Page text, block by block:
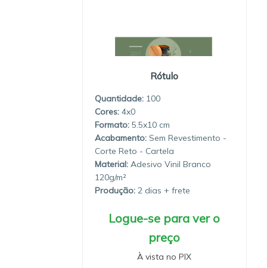
Rótulo
Quantidade: 100
4x0
5.5x10
Sem Revestimento -
Corte Reto - Cartela
Material: Adesivo Vinil Branco
120g/m²
Produção: 2 dias
Logue-se para ver o
preço
À vista no PIX